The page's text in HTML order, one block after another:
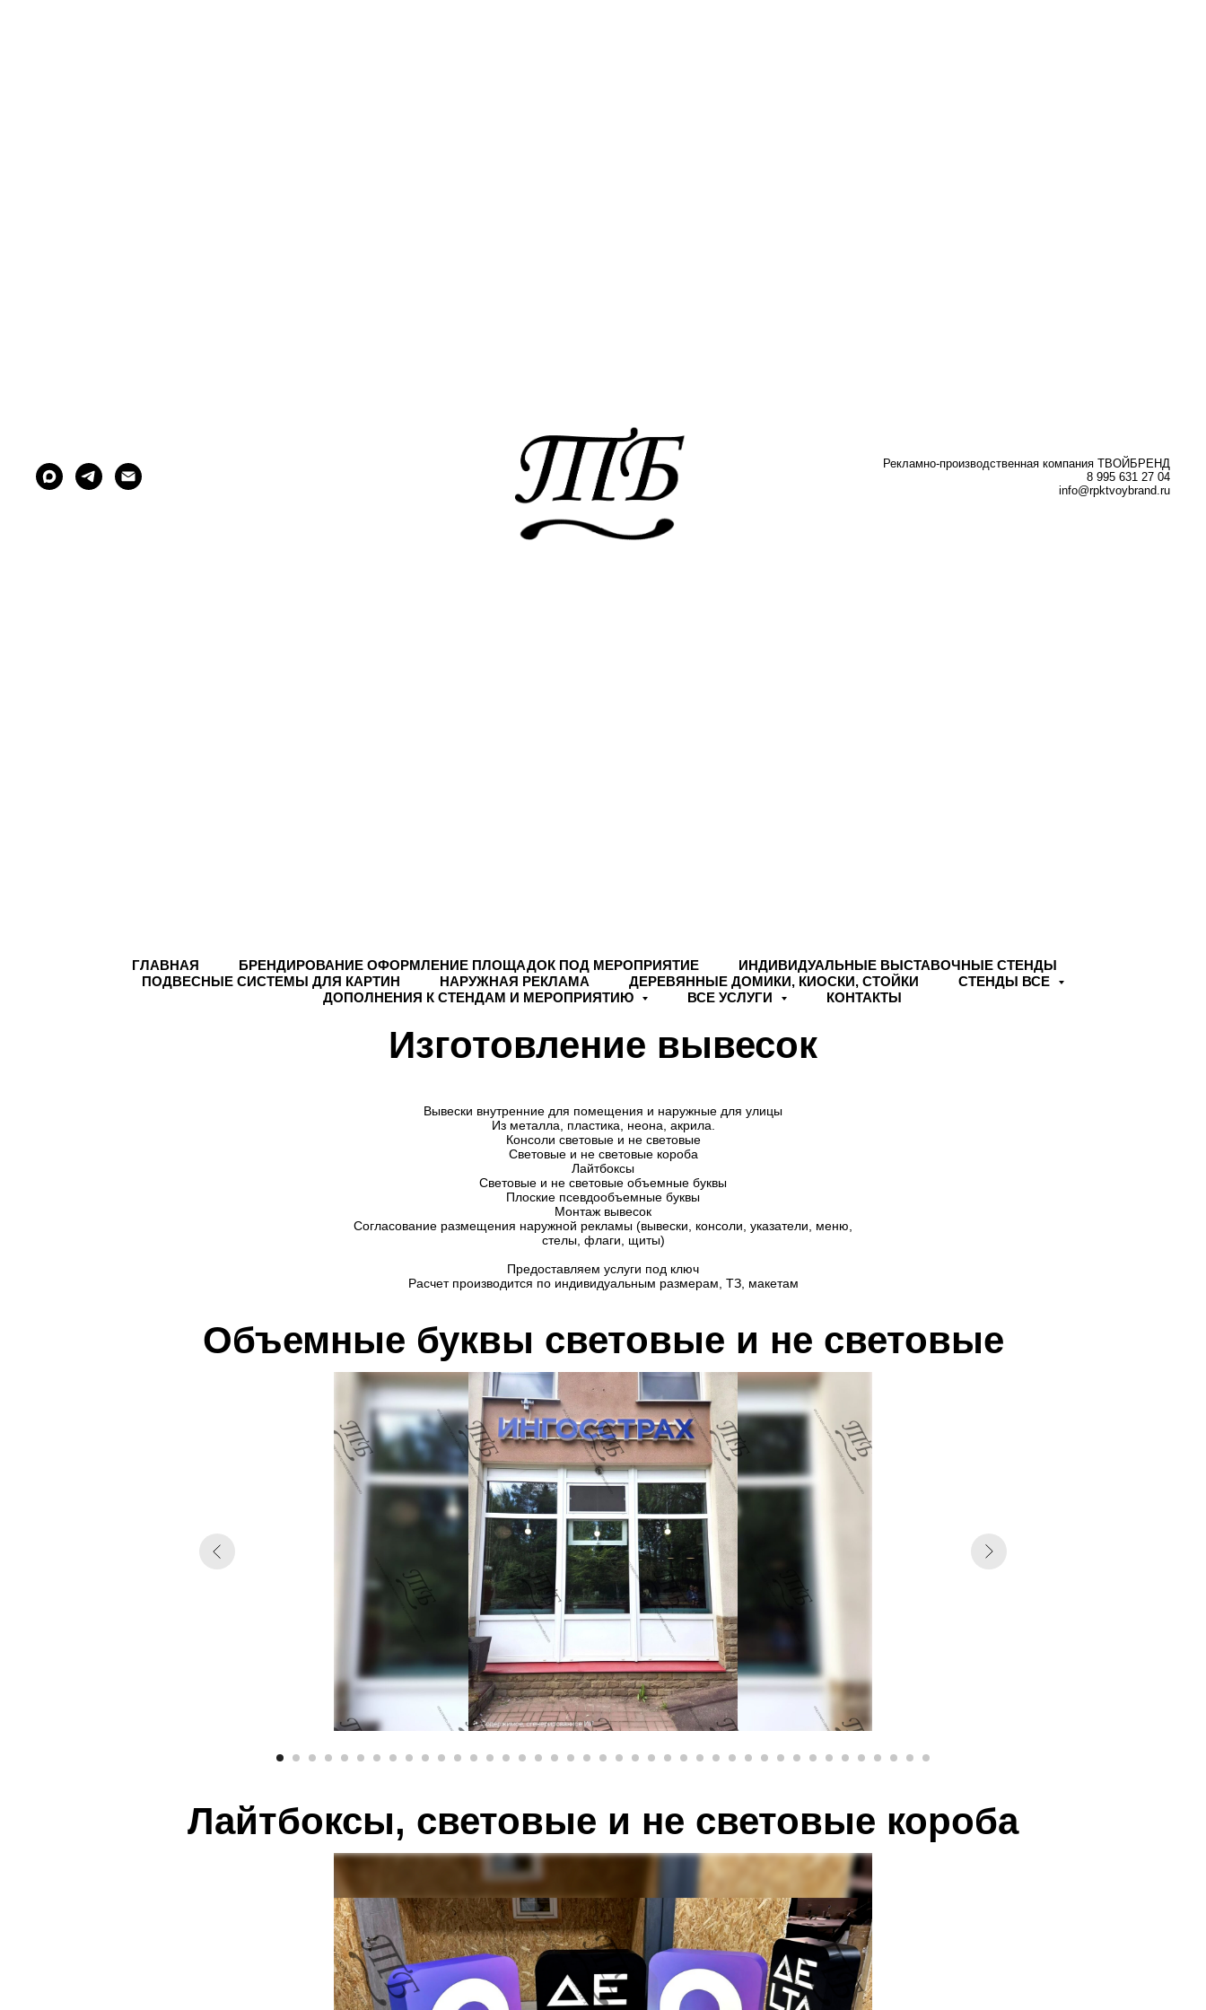
Рекламно-производственная компания ТВОЙБРЕНД
8 995 631 27 04
info@rpktvoybrand.ru
ГЛАВНАЯ БРЕНДИРОВАНИЕ ОФОРМЛЕНИЕ ПЛОЩАДОК ПОД МЕРОПРИЯТИЕ
ИНДИВИДУАЛЬНЫЕ ВЫСТАВОЧНЫЕ СТЕНДЫ
ПОДВЕСНЫЕ СИСТЕМЫ ДЛЯ КАРТИН
НАРУЖНАЯ РЕКЛАМА ДЕРЕВЯННЫЕ ДОМИКИ, КИОСКИ, СТОЙКИ
СТЕНДЫ ВСЕ
ДОПОЛНЕНИЯ К СТЕНДАМ И МЕРОПРИЯТИЮ
ВСЕ УСЛУГИ КОНТАКТЫ
Изготовление вывесок
Вывески внутренние для помещения и наружные для улицы
Из металла, пластика, неона, акрила.
Консоли световые и не световые
Световые и не световые короба
Лайтбоксы
Световые и не световые объемные буквы
Плоские псевдообъемные буквы
Монтаж вывесок
Согласование размещения наружной рекламы (вывески, консоли, указатели, меню,
стелы, флаги, щиты)
Предоставляем услуги под ключ
Расчет производится по индивидуальным размерам, ТЗ, макетам
Объемные буквы световые и не световые
Лайтбоксы, световые и не световые короба